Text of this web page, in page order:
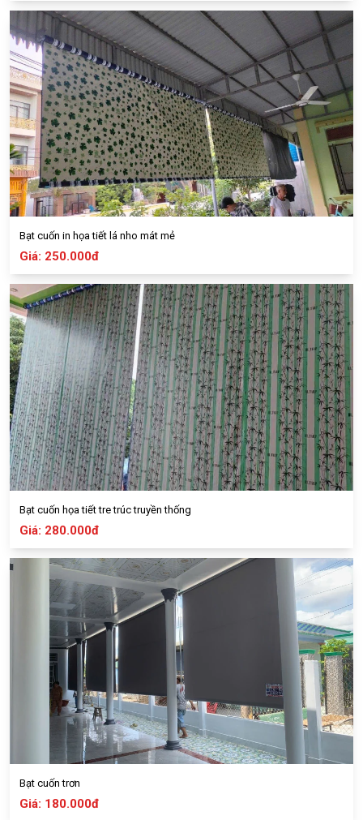
Bạt cuốn in họa tiết lá nho mát mẻ
Giá: 250.000đ
Bạt cuốn họa tiết tre trúc truyền thống
Giá: 280.000đ
Bạt cuốn trơn
Giá: 180.000đ